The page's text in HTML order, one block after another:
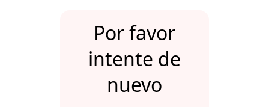
Por favor
intente de
nuevo